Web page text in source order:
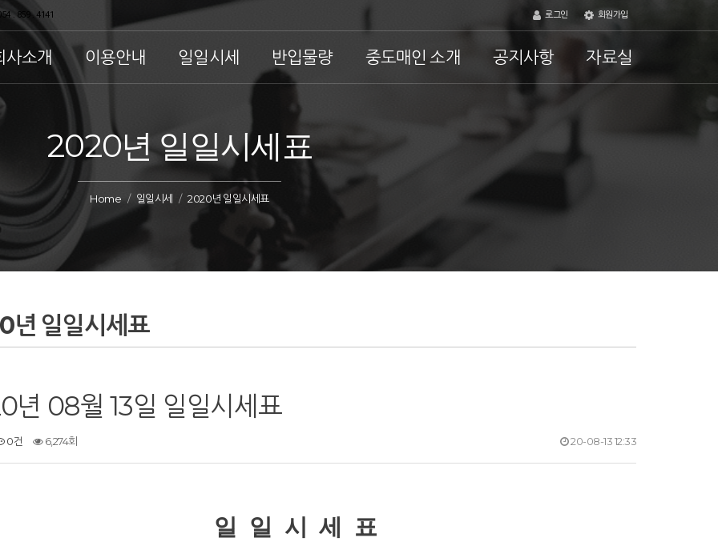
. 859 . 4141 로그인 회원가입
사소개 이용안내 일일시세 반입물량 중도매인 소개 공지사항 자료실
2020년 일일시세표
Home 일일시세 2020년 일일시세표
년 일일시세표
년 08월 13일 일일시세표
0건 6,274회 20-08-13 12:33
일 일 시 세 표